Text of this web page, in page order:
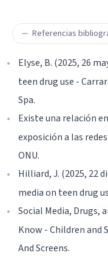
Referencias
Elyse, B. (2025, 26
teen drug use -
Spa.
Existe una relación
exposición a las
ONU.
Hilliard, J. (2025, 22
media on teen drug
Social Media, Drugs,
Know - Children and
And Screens.